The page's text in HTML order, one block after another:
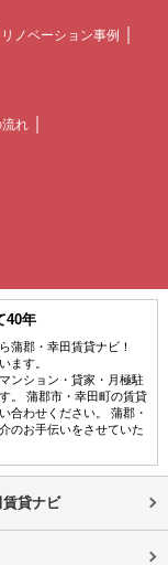
リノベーション事例
れ
40年
蒲郡・幸田賃貸ナビ！
ます。
ンション・貸家・月極駐
。 蒲郡市・幸田町の賃貸
合わせください。 蒲郡・
のお手伝いをさせていた
貸ナビ